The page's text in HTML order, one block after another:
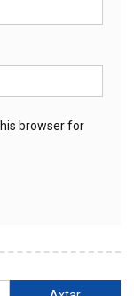
browser for